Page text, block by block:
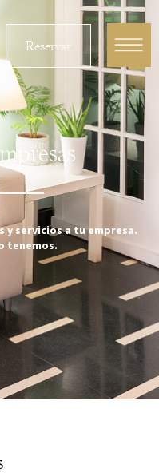
Reservar
servicios a tu empresa.
tenemos.